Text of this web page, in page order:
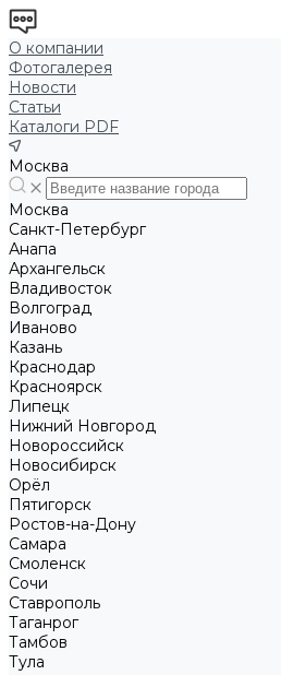
О компании
Фотогалерея
Новости
Статьи
Каталоги PDF
Москва
Москва
Санкт-Петербург
Анапа
Архангельск
Владивосток
Волгоград
Иваново
Казань
Краснодар
Красноярск
Липецк
Нижний Новгород
Новороссийск
Новосибирск
Орёл
Пятигорск
Ростов-на-Дону
Самара
Смоленск
Сочи
Ставрополь
Таганрог
Тамбов
Тула